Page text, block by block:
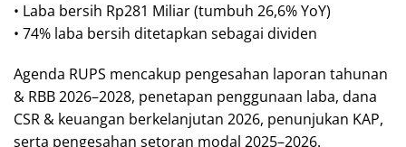
• Laba bersih Rp281 Miliar (tumbuh 26,6% YoY)
• 74% laba bersih ditetapkan sebagai dividen
Agenda RUPS mencakup pengesahan laporan tahunan
& RBB 2026–2028, penetapan penggunaan laba, dana
CSR & keuangan berkelanjutan 2026, penunjukan KAP,
serta pengesahan setoran modal 2025–2026.